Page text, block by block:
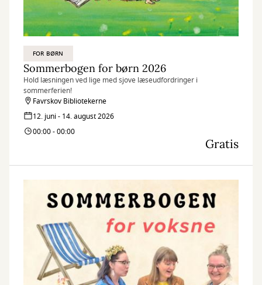
FOR BØRN
Sommerbogen for børn 2026
Hold læsningen ved lige med sjove læseudfordringer i
sommerferien!
Favrskov Bibliotekerne
12. juni - 14. august 2026
00:00 - 00:00
Gratis